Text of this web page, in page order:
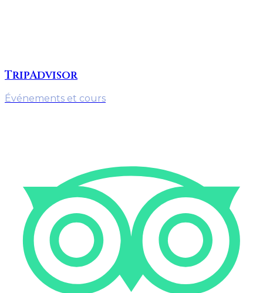
TripAdvisor
Événements et cours